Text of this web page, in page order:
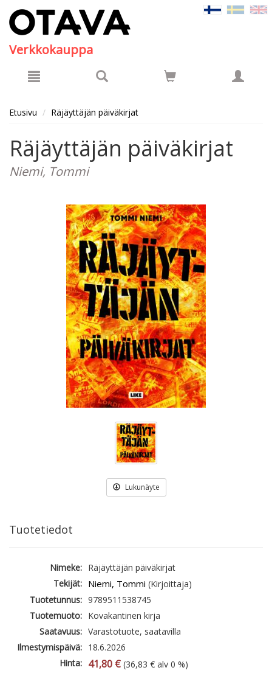
Verkkokauppa
Etusivu Räjäyttäjän päiväkirjat
Räjäyttäjän päiväkirjat
Niemi, Tommi
Lukunäyte
Tuotetiedot
Nimeke: Räjäyttäjän päiväkirjat
Tekijät: Niemi, Tommi (Kirjoittaja)
Tuotetunnus: 9789511538745
Tuotemuoto: Kovakantinen kirja
Saatavuus: Varastotuote, saatavilla
Ilmestymispäivä: 18.6.2026
Hinta: 41,80 € (36,83 € alv 0 %)